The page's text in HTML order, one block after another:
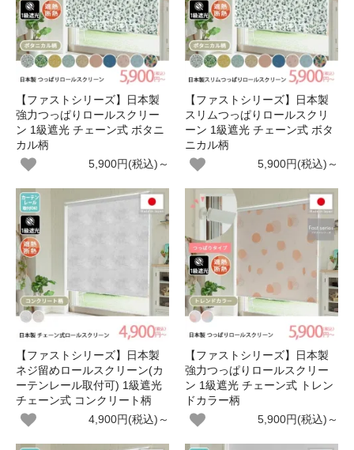
【ファストシリーズ】日本製
強力つっぱりロールスクリー
ン 1級遮光 チェーン式 ボタニ
カル柄
5,900円(税込)～
【ファストシリーズ】日本製
スリムつっぱりロールスクリ
ーン 1級遮光 チェーン式 ボタ
ニカル柄
5,900円(税込)～
【ファストシリーズ】日本製
ネジ留めロールスクリーン(カ
ーテンレール取付可) 1級遮光
チェーン式 コンクリート柄
4,900円(税込)～
【ファストシリーズ】日本製
強力つっぱりロールスクリー
ン 1級遮光 チェーン式 トレン
ドカラー柄
5,900円(税込)～